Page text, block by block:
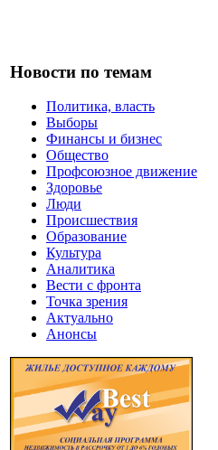
Новости по темам
Политика, власть
Выборы
Финансы и бизнес
Общество
Профсоюзное движение
Здоровье
Люди
Происшествия
Образование
Культура
Аналитика
Вести с фронта
Точка зрения
Актуально
Анонсы